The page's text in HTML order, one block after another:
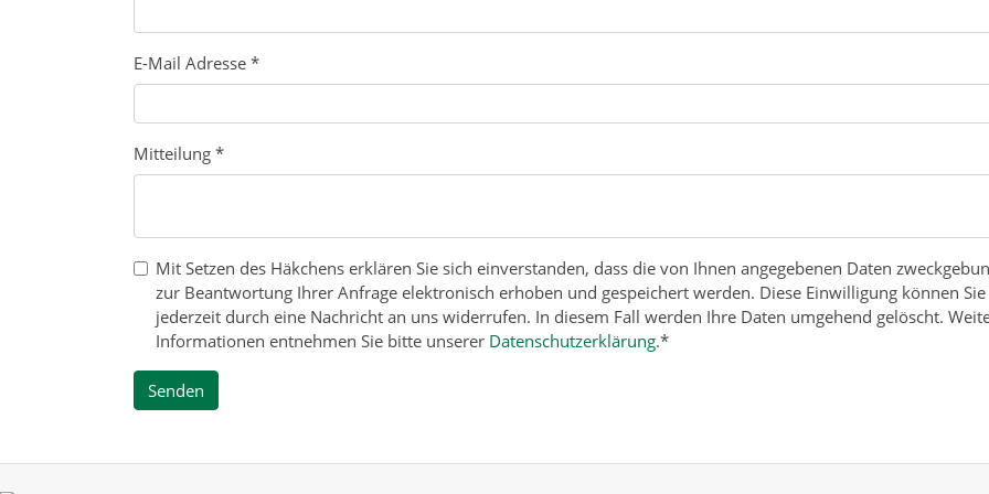
E-Mail Adresse *
Mitteilung *
Mit Setzen des Häkchens erklären Sie sich einverstanden, dass die von Ihnen angegebenen Daten
zur Beantwortung Ihrer Anfrage elektronisch erhoben und gespeichert werden. Diese Einwilligung können Sie
jederzeit durch eine Nachricht an uns widerrufen. In diesem Fall werden Ihre Daten umgehend gelöscht.
Informationen entnehmen Sie bitte unserer Datenschutzerklärung.*
Senden